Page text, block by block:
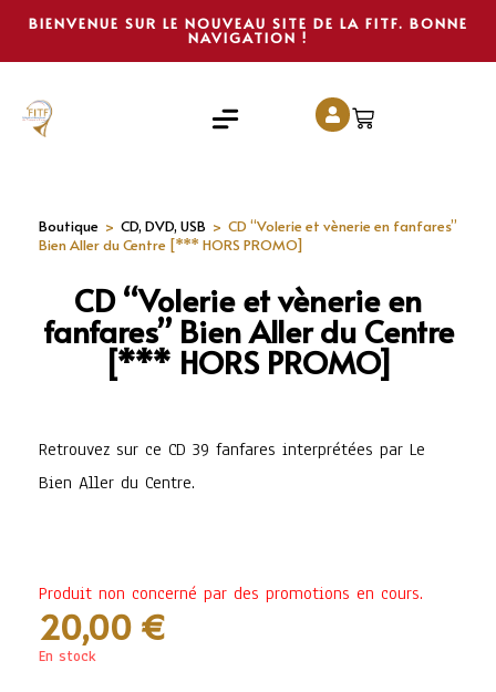
BIENVENUE SUR LE NOUVEAU SITE DE LA FITF. BONNE
NAVIGATION !
Boutique > CD, DVD, USB > CD “Volerie et vènerie en fanfares”
Bien Aller du Centre [*** HORS PROMO]
CD “Volerie et vènerie en
fanfares” Bien Aller du Centre
[*** HORS PROMO]
Retrouvez sur ce CD 39 fanfares interprétées par Le
Bien Aller du Centre.
Produit non concerné par des promotions en cours.
20,00 €
En stock